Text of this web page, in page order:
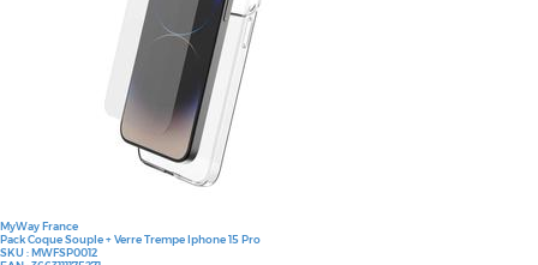
MyWay France
Pack Coque Souple + Verre Trempe Iphone 15 Pro
SKU :MWFSP0012